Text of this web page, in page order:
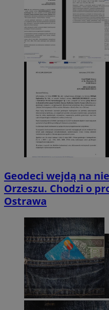
Geodeci wejdą na
Orzeszu. Chodzi o
Ostrawa